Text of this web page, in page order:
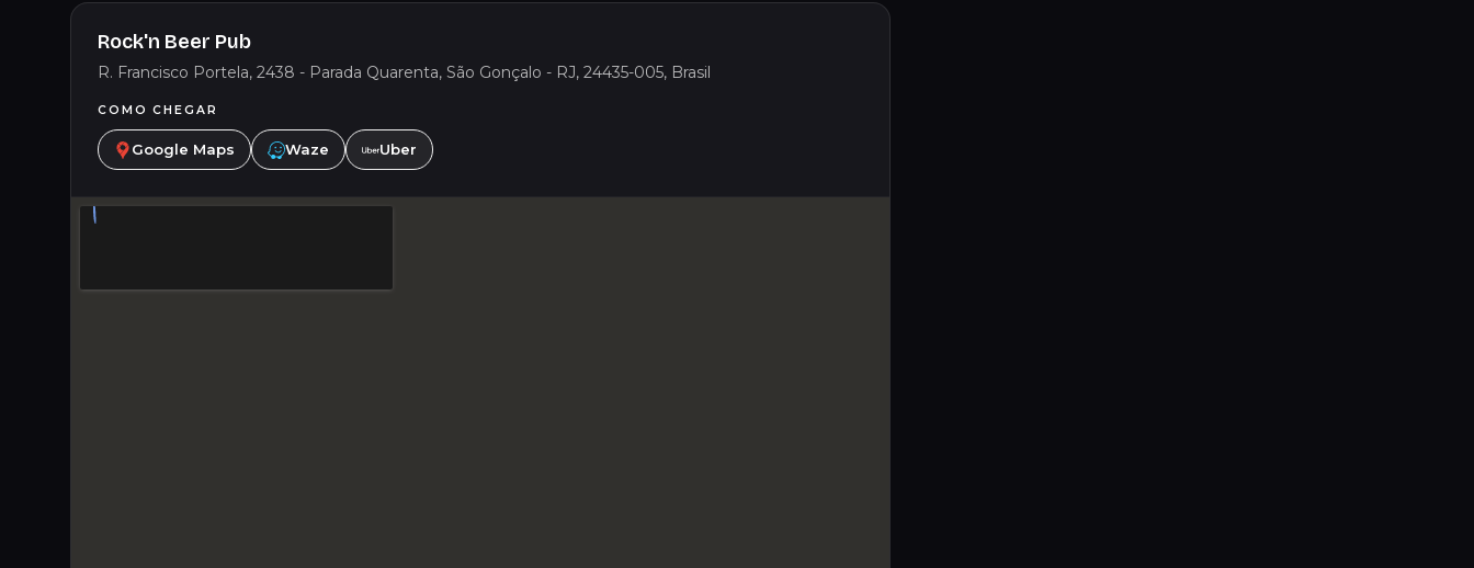
Rock'n Beer Pub
R. Francisco Portela, 2438 - Parada Quarenta, São Gonçalo - RJ, 24435-005, Brasil
COMO CHEGAR
Google Maps Waze Uber